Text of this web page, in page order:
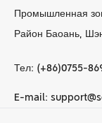
Промышленная
Район Баоань,
Тел: (+86)0755-
E-mail: